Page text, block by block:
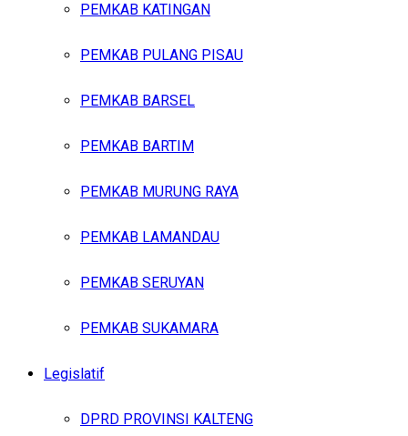
PEMKAB KATINGAN
PEMKAB PULANG PISAU
PEMKAB BARSEL
PEMKAB BARTIM
PEMKAB MURUNG RAYA
PEMKAB LAMANDAU
PEMKAB SERUYAN
PEMKAB SUKAMARA
Legislatif
DPRD PROVINSI KALTENG